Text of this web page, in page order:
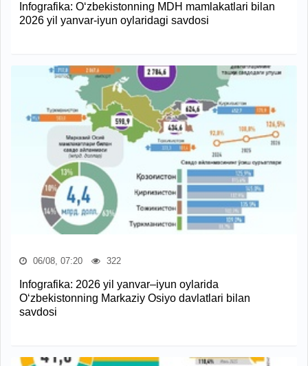
Infografika: O‘zbekistonning MDH mamlakatlari bilan
2026 yil yanvar-iyun oylaridagi savdosi
06/08, 07:20 322
Infografika: 2026 yil yanvar–iyun oylarida
O‘zbekistonning Markaziy Osiyo davlatlari bilan
savdosi